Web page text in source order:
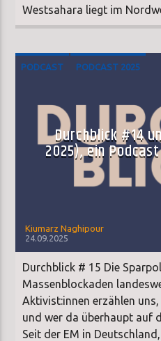
Westsahara liegt im
PODCAST PODCAST 2025
Durchblick #14
2025), ein
Kiumarz Naghipour
24.09.2025
Durchblick # 15 Die
Massenblockaden
Aktivist:innen erzählen
und wer da überhaupt auf
Seit der EM in